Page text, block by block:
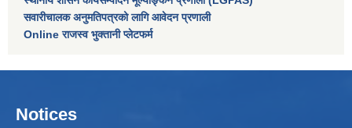
सवारीचालक अनुमतिपत्रको लागि आवेदन प्रणाली
Online राजस्व भुक्तानी प्लेटफर्म
Notices